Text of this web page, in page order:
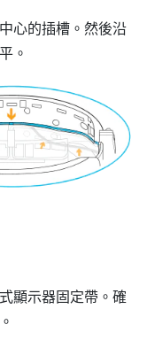
心的插槽。然後沿
。
顯示器固定帶。確